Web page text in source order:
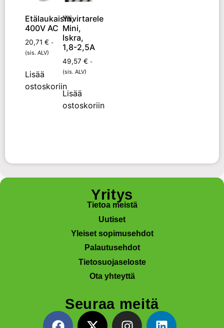
Etälaukaisin,
400V AC
20,71 € -
(sis. ALV)
Lisää
ostoskoriin
Ylivirtarele
Mini,
Iskra,
1,8-2,5A
49,57 € -
(sis. ALV)
Lisää
ostoskoriin
Yritys
Tietoa meistä
Uutiset
Yleiset sopimusehdot
Palautusehdot
Tietosuojaseloste
Ota yhteyttä
Seuraa meitä